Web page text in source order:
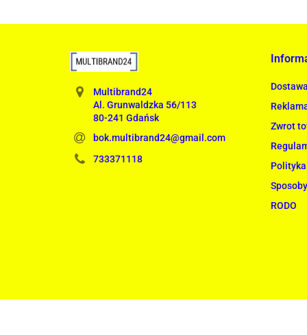
Multibrand24
Al. Grunwaldzka 56/113
80-241 Gdańsk
bok.multibrand24@gmail.com
733371118
Zwrot
RODO